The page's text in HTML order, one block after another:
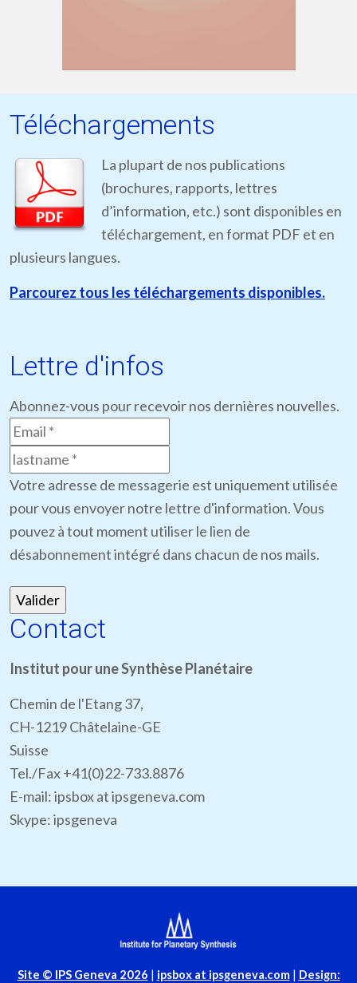
Téléchargements
La plupart de nos publications
(brochures, rapports, lettres
d’information, etc.) sont disponibles en
téléchargement, en format PDF et en
plusieurs langues.
Parcourez tous les téléchargements disponibles.
Lettre d'infos
Abonnez-vous pour recevoir nos dernières nouvelles.
Votre adresse de messagerie est uniquement utilisée
pour vous envoyer notre lettre d'information. Vous
pouvez à tout moment utiliser le lien de
désabonnement intégré dans chacun de nos mails.
Contact
Institut pour une Synthèse Planétaire
Chemin de l'Etang 37,
CH-1219 Châtelaine-GE
Suisse
Tel./Fax +41(0)22-733.8876
E-mail: ipsbox at ipsgeneva.com
Skype: ipsgeneva
Site © IPS Geneva 2026 | ipsbox at ipsgeneva.com| Design: